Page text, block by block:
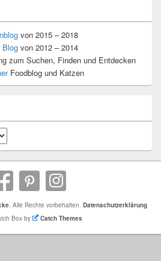
von 2015 – 2018
Blogvon 2012 – 2014
zum Suchen, Finden und Entdecken
Foodblog und Katzen
. Alle Rechte vorbehalten. Datenschutzerklärung
Box by
Catch Themes